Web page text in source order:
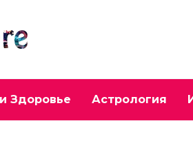
Здоровье Астрология